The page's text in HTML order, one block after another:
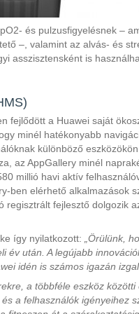
és pulzusfigyelésnek –
–, valamint az alvás- és
asszisztensként is
fejlődött a Huawei saját
minél hatékonyabb
különböző
az AppGallery minél
millió havi aktív
ben elérhető alkalmazások
regisztrált fejlesztő dolgozik
így nyilatkozott:
„Örülünk,
év után. A legújabb
idén is számos igazán
a többféle eszköz
a felhasználók igényeihez